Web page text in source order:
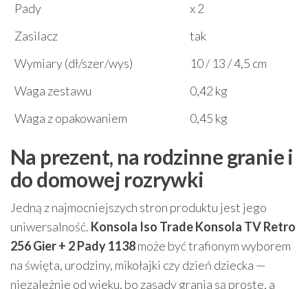
Pady
x 2
Zasilacz
tak
Wymiary (dł/szer/wys)
10 / 13 / 4,5 cm
Waga zestawu
0,42 kg
Waga z opakowaniem
0,45 kg
Na prezent, na rodzinne granie i
do domowej rozrywki
Jedną z najmocniejszych stron produktu jest jego
uniwersalność. Konsola Iso Trade Konsola TV Retro
256 Gier + 2 Pady 1138może być trafionym wyborem
na święta, urodziny, mikołajki czy dzień dziecka —
niezależnie od wieku, bo zasady grania są proste, a